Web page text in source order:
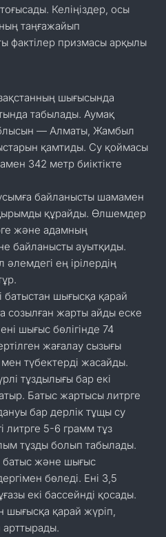
Келіңіздер, осы
таңғажайып
фактілер призмасы арқылы
шығысында
табылады. Аумақ
— Алматы, Жамбыл
қамтиды. Су қоймасы
342 метр биіктікте
байланысты шамамен
құрайды. Өлшемдер
және адамның
байланысты ауытқиды.
әлемдегі ең ірілердің
батыстан шығысқа қарай
созылған жарты айды еске
шығыс бөлігінде 74
жағалау сызығы
түбектерді жасайды.
тұздылығы бар екі
Батыс жартысы литрге
бар дерлік тұщы су
литрге 5-6 грамм тұз
тұзды болып табылады.
батыс және шығыс
бөледі. Ені 3,5
екі бассейнді қосады.
шығысқа қарай жүріп,
арттырады.